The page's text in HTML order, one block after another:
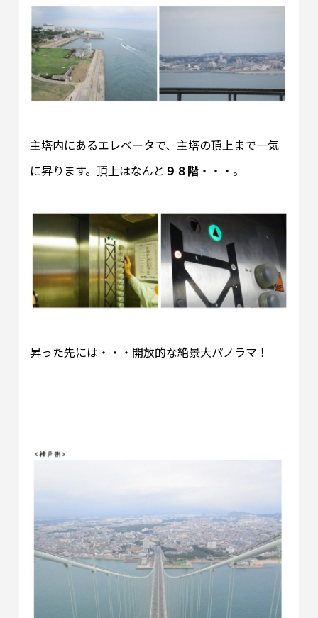
主塔内にあるエレベータで、主塔の頂上まで一気
に昇ります。頂上はなんと ９８階・・・。
昇った先には・・・開放的な絶景大パノラマ！